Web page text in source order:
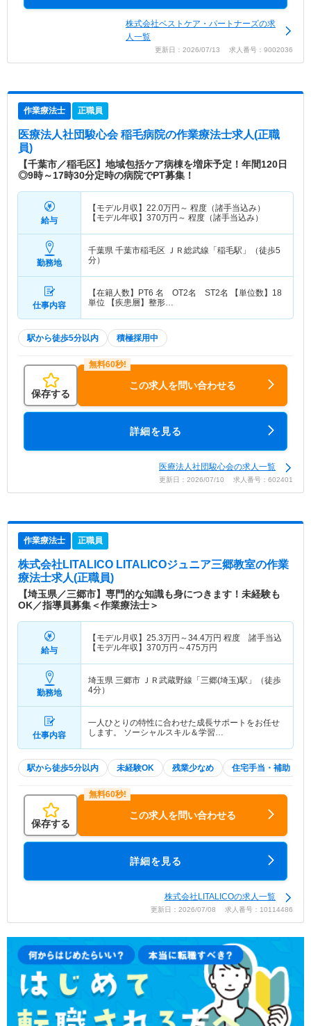
株式会社ベストケア・パートナーズの求
人一覧
更新日：2026/07/13 求人番号：9002036
作業療法士 正職員
医療法人社団駿心会 稲毛病院の作業療法士求人(正職
員)
【千葉市／稲毛区】地域包括ケア病棟を増床予定！年間120日
◎9時～17時30分定時の病院でPT募集！
給与
【モデル月収】 22.0万円～ 程度（諸手当込み）
【モデル年収】 370万円～ 程度（諸手当込み）
勤務地
千葉県 千葉市稲毛区 ＪＲ総武線「稲毛駅」（徒歩5
分）
仕事内容
【在籍人数】PT6 名 OT2名 ST2名 【単位数】18
単位 【疾患層】整形…
駅から徒歩5分以内 積極採用中
保存する
この求人を問い合わせる
詳細を見る
医療法人社団駿心会の求人一覧
更新日：2026/07/10 求人番号：602401
作業療法士 正職員
株式会社LITALICO LITALICOジュニア三郷教室の作業
療法士求人(正職員)
【埼玉県／三郷市】専門的な知識も身につきます！未経験も
OK／指導員募集＜作業療法士＞
給与
【モデル月収】 25.3万円～34.4万円 程度 諸手当込
【モデル年収】 370万円～475万円
勤務地
埼玉県 三郷市 ＪＲ武蔵野線「三郷(埼玉)駅」（徒歩
4分）
仕事内容
一人ひとりの特性に合わせた成長サポートをお任せ
します。 ソーシャルスキル＆学習…
駅から徒歩5分以内 未経験OK 残業少なめ 住宅手当・補助
保存する
この求人を問い合わせる
詳細を見る
株式会社LITALICOの求人一覧
更新日：2026/07/08 求人番号：10114486